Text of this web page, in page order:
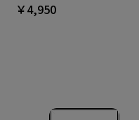
￥4,950